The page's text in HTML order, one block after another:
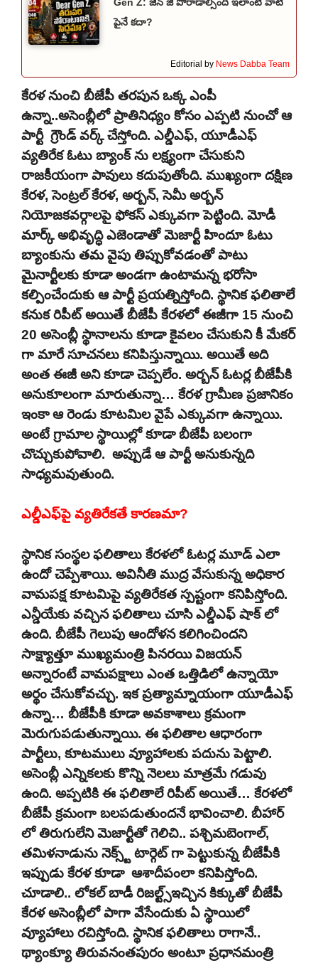
పైనే కదా?
Editorial by News Dabba Team
కేరళ నుంచి బీజేపీ తరపున ఒక్క ఎంపీ
ఉన్నా..అసెంబ్లీలో ప్రాతినిధ్యం కోసం ఎప్పటి నుంచో ఆ
పార్టీ గ్రౌండ్ వర్క్ చేస్తోంది. ఎల్డీఎఫ్, యూడీఎఫ్
వ్యతిరేక ఓటు బ్యాంక్ ను లక్ష్యంగా చేసుకుని
రాజకీయంగా పావులు కదుపుతోంది. ముఖ్యంగా దక్షిణ
కేరళ, సెంట్రల్ కేరళ, అర్బన్, సెమీ అర్బన్
నియోజకవర్గాలపై ఫోకస్ ఎక్కువగా పెట్టింది. మోడీ
మార్క్ అభివృద్ధి ఎజెండాతో మెజార్టీ హిందూ ఓటు
బ్యాంకును తమ వైపు తిప్పుకోవడంతో పాటు
మైనార్టీలకు కూడా అండగా ఉంటామన్న భరోసా
కల్పించేందుకు ఆ పార్టీ ప్రయత్నిస్తోంది. స్థానిక ఫలితాలే
కనుక రిపీట్ అయితే బీజేపీ కేరళలో ఈజీగా 15 నుంచి
20 అసెంబ్లీ స్థానాలను కూడా కైవలం చేసుకుని కీ మేకర్
గా మారే సూచనలు కనిపిస్తున్నాయి. అయితే అది
అంత ఈజీ అని కూడా చెప్పలేం. అర్బన్ ఓటర్ల బీజేపీకి
అనుకూలంగా మారుతున్నా… కేరళ గ్రామీణ ప్రజానికం
ఇంకా ఆ రెండు కూటమిల వైపే ఎక్కువగా ఉన్నాయి.
అంటే గ్రామాల స్థాయిల్లో కూడా బీజేపీ బలంగా
చొచ్చుకుపోవాలి. అప్పుడే ఆ పార్టీ అనుకున్నది
సాధ్యమవుతుంది.
ఎల్డీఎఫ్‌పై వ్యతిరేకతే కారణమా?
స్థానిక సంస్థల ఫలితాలు కేరళలో ఓటర్ల మూడ్ ఎలా
ఉందో చెప్పేశాయి. అవినీతి ముద్ర వేసుకున్న అధికార
వామపక్ష కూటమిపై వ్యతిరేకత స్పష్టంగా కనిపిస్తోంది.
ఎన్డీయేకు వచ్చిన ఫలితాలు చూసి ఎల్డీఎఫ్ షాక్ లో
ఉంది. బీజేపీ గెలుపు ఆందోళన కలిగించిందని
సాక్ష్యాత్తూ ముఖ్యమంత్రి పినరయి విజయన్
అన్నారంటే వామపక్షాలు ఎంత ఒత్తిడిలో ఉన్నాయో
అర్థం చేసుకోవచ్చు. ఇక ప్రత్యామ్నాయంగా యూడీఎఫ్
ఉన్నా… బీజేపీకి కూడా అవకాశాలు క్రమంగా
మెరుగుపడుతున్నాయి. ఈ ఫలితాల ఆధారంగా
పార్టీలు, కూటములు వ్యూహాలకు పదును పెట్టాలి.
అసెంబ్లీ ఎన్నికలకు కొన్ని నెలలు మాత్రమే గడువు
ఉంది. అప్పటికి ఈ ఫలితాలే రిపీట్ అయితే… కేరళలో
బీజేపీ క్రమంగా బలపడుతుందనే భావించాలి. బీహార్
లో తిరుగులేని మెజార్టీతో గెలిచి.. పశ్చిమబెంగాల్,
తమిళనాడును నెక్స్ట్ టార్గెట్ గా పెట్టుకున్న బీజేపీకి
ఇప్పుడు కేరళ కూడా ఆశాదీపంలా కనిపిస్తోంది.
చూడాలి.. లోకల్ బాడీ రిజల్ట్స్ఇచ్చిన కిక్కుతో బీజేపీ
కేరళ అసెంబ్లీలో పాగా వేసేందుకు ఏ స్థాయిలో
వ్యూహాలు రచిస్తోంది. స్థానిక ఫలితాలు రాగానే..
థ్యాంక్యూ తిరువనంతపురం అంటూ ప్రధానమంత్రి